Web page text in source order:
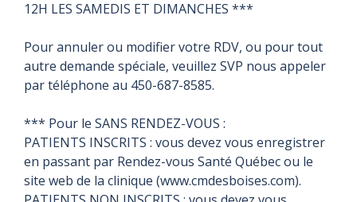
12H LES SAMEDIS ET DIMANCHES ***
Pour annuler ou modifier votre RDV, ou pour tout
autre demande spéciale, veuillez SVP nous appeler
par téléphone au 450-687-8585.
*** Pour le SANS RENDEZ-VOUS :
PATIENTS INSCRITS : vous devez vous enregistrer
en passant par Rendez-vous Santé Québec ou le
site web de la clinique (www.cmdesboises.com).